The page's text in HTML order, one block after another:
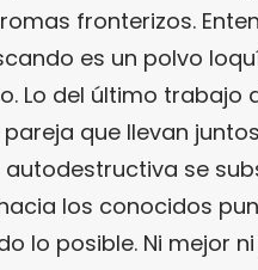
fronterizos.
es un polvo
Lo del último trabajo
que llevan
se
los conocidos
lo posible. Ni mejor